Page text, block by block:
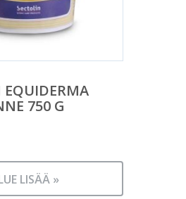
EQUIDERMA
750 G
LISÄÄ »